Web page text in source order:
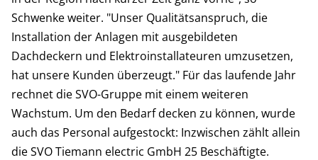
Schwenke weiter. "Unser Qualitätsanspruch, die
Installation der Anlagen mit ausgebildeten
Dachdeckern und Elektroinstallateuren umzusetzen,
hat unsere Kunden überzeugt." Für das laufende Jahr
rechnet die SVO-Gruppe mit einem weiteren
Wachstum. Um den Bedarf decken zu können, wurde
auch das Personal aufgestockt: Inzwischen zählt allein
die SVO Tiemann electric GmbH 25 Beschäftigte.